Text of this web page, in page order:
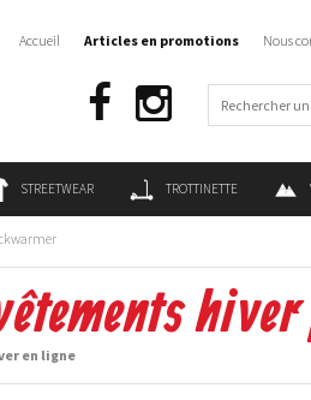
STREETWEAR TROTTINETTE
Accueil Articles en promotions Nous
en ligne